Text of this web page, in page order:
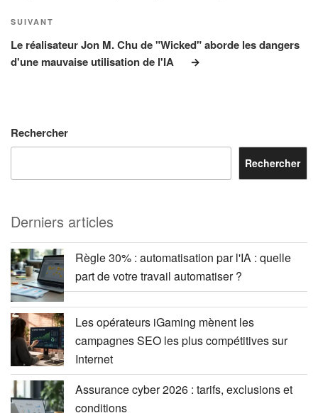
Article
suivant
SUIVANT
Le réalisateur Jon M. Chu de "Wicked" aborde les dangers
d'une mauvaise utilisation de l'IA
Rechercher
Rechercher
Derniers articles
Règle 30% : automatisation par l'IA : quelle
part de votre travail automatiser ?
Les opérateurs iGaming mènent les
campagnes SEO les plus compétitives sur
Internet
Assurance cyber 2026 : tarifs, exclusions et
conditions